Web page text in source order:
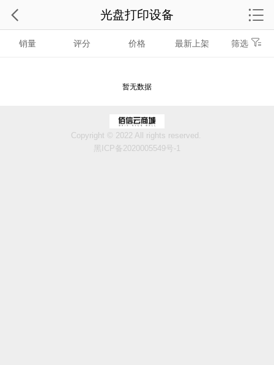
销量 评分 价格 最新上架 筛选
暂无数据
光盘打印设备
Copyright © 2022 All rights reserved.
黑ICP备2020005549号-1